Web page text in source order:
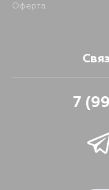
Оферта
7